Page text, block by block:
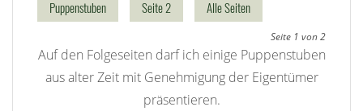
Puppenstuben Seite 2 Alle Seiten
Seite 1 von 2
Auf den Folgeseiten darf ich einige Puppenstuben
aus alter Zeit mit Genehmigung der Eigentümer
präsentieren.